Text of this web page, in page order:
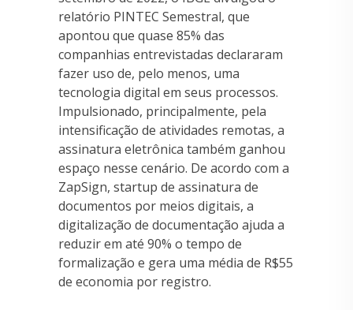
relatório PINTEC Semestral, que
apontou que quase 85% das
companhias entrevistadas declararam
fazer uso de, pelo menos, uma
tecnologia digital em seus processos.
Impulsionado, principalmente, pela
intensificação de atividades remotas, a
assinatura eletrônica também ganhou
espaço nesse cenário. De acordo com a
ZapSign, startup de assinatura de
documentos por meios digitais, a
digitalização de documentação ajuda a
reduzir em até 90% o tempo de
formalização e gera uma média de R$55
de economia por registro.